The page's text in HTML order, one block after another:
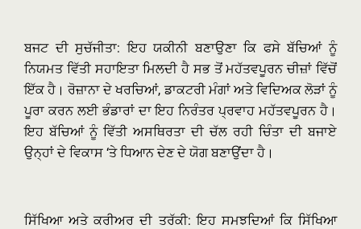
ਬਜਟ ਦੀ ਸੁਚੱਜੀਤਾ: ਇਹ ਯਕੀਨੀ ਬਣਾਉਣਾ ਕਿ ਫਸੇ ਬੱਚਿਆਂ ਨੂੰ
ਨਿਯਮਤ ਵਿੱਤੀ ਸਹਾਇਤਾ ਮਿਲਦੀ ਹੈ ਸਭ ਤੋਂ ਮਹੱਤਵਪੂਰਨ ਚੀਜ਼ਾਂ ਵਿੱਚੋਂ
ਇੱਕ ਹੈ। ਰੋਜ਼ਾਨਾ ਦੇ ਖਰਚਿਆਂ, ਡਾਕਟਰੀ ਮੰਗਾਂ ਅਤੇ ਵਿਦਿਅਕ ਲੋੜਾਂ ਨੂੰ
ਪੂਰਾ ਕਰਨ ਲਈ ਭੰਡਾਰਾਂ ਦਾ ਇਹ ਨਿਰੰਤਰ ਪ੍ਰਵਾਹ ਮਹੱਤਵਪੂਰਨ ਹੈ।
ਇਹ ਬੱਚਿਆਂ ਨੂੰ ਵਿੱਤੀ ਅਸਥਿਰਤਾ ਦੀ ਚੱਲ ਰਹੀ ਚਿੰਤਾ ਦੀ ਬਜਾਏ
ਉਨ੍ਹਾਂ ਦੇ ਵਿਕਾਸ ‘ਤੇ ਧਿਆਨ ਦੇਣ ਦੇ ਯੋਗ ਬਣਾਉਂਦਾ ਹੈ।
ਸਿੱਖਿਆ ਅਤੇ ਕਰੀਅਰ ਦੀ ਤਰੱਕੀ: ਇਹ ਸਮਝਦਿਆਂ ਕਿ ਸਿੱਖਿਆ